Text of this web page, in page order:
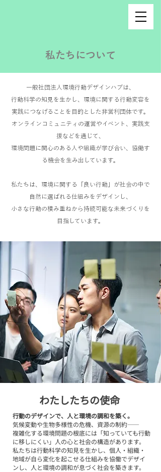
私たちについて
​一般社団法人環境行動デザインハブは、
行動科学の知見を生かし、環境に関する行動変容を
実践につなげることを目的とした非営利団体です。
オンラインコミュニティの運営やイベント、実践支
援などを通じて、
環境問題に関心のある人や組織が学び合い、協働す
る機会を生み出しています。
​私たちは、環境に関する「良い行動」が社会の中で
自然に選ばれる仕組みをデザインし、
小さな行動の積み重ねから持続可能な未来づくりを
目指しています。
わたしたちの使命
行動の​デザインで、​人と​環境の​調和を​築く。
気候変動や​生物​多様性の​危機、​資源の​制約――
複雑化する​環境問題の​根底には​「知っていても​行動
に​移しにくい」人の心と​社会の​構造が​あります。
​私たちは​行動科学の​知見を​生かし、​個人・組織・
地域が​自ら変化を​起こせる仕組みを​協働で​デザイ
ンし​、​人と​環境の​調和が​息づく​社会を​築きます。​